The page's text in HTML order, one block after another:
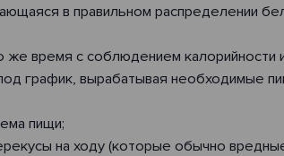
в правильном распределении
время с соблюдением
график, вырабатывая необходимые
пищи;
на ходу (которые обычно